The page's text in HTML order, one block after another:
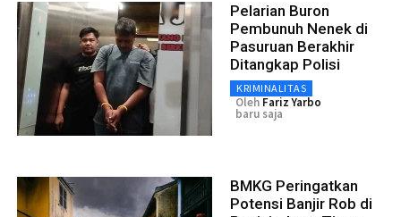
Pelarian Buron
Pembunuh Nenek di
Pasuruan Berakhir
Ditangkap Polisi
KRIMINALITAS
Oleh Fariz Yarbo
baru saja
BMKG Peringatkan
Potensi Banjir Rob di